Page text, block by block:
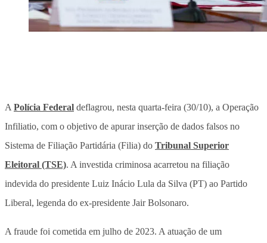
A Polícia Federal deflagrou, nesta quarta-feira (30/10), a Operação
Infiliatio, com o objetivo de apurar inserção de dados falsos no
Sistema de Filiação Partidária (Filia) do Tribunal Superior
Eleitoral (TSE). A investida criminosa acarretou na filiação
indevida do presidente Luiz Inácio Lula da Silva (PT) ao Partido
Liberal, legenda do ex-presidente Jair Bolsonaro.
A fraude foi cometida em julho de 2023. A atuação de um